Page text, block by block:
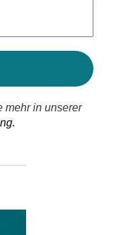
mehr in unserer